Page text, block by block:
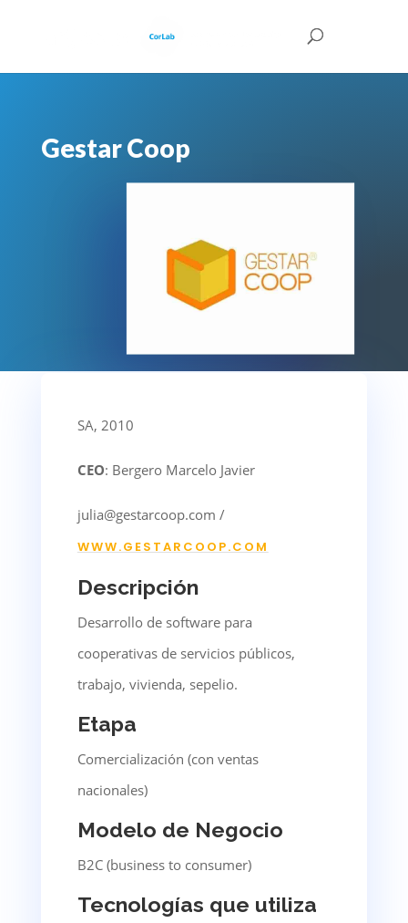
Gestar Coop
SA, 2010
CEO: Bergero Marcelo Javier
julia@gestarcoop.com /
WWW.GESTARCOOP.COM
Descripción
Desarrollo de software para
cooperativas de servicios públicos,
trabajo, vivienda, sepelio.
Etapa
Comercialización (con ventas
nacionales)
Modelo de Negocio
B2C (business to consumer)
Tecnologías que utiliza